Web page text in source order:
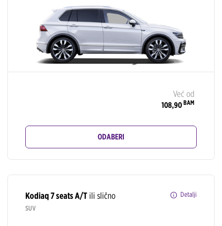
Već od
108,90 BAM
ODABERI
Kodiaq 7 seats A/T ili slično
Detalji
SUV